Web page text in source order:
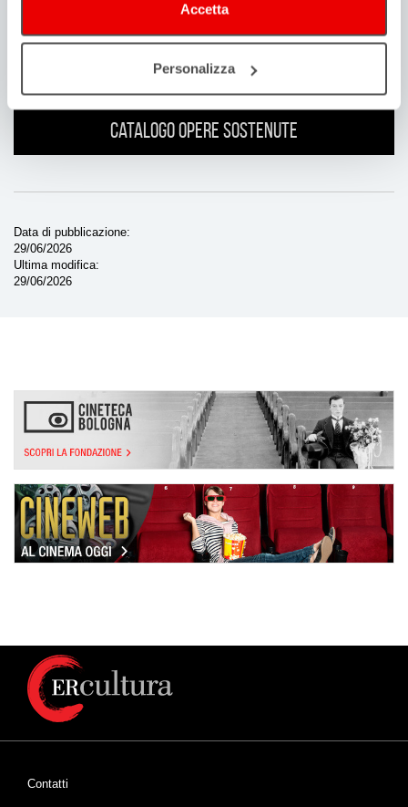
Accetta
Personalizza
Catalogo opere sostenute
Data di pubblicazione
29/06/2026
Ultima modifica
29/06/2026
Contatti